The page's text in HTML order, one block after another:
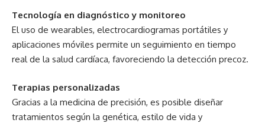
Tecnología en diagnóstico y monitoreo
El uso de wearables, electrocardiogramas portátiles y
aplicaciones móviles permite un seguimiento en tiempo
real de la salud cardíaca, favoreciendo la detección precoz.
Terapias personalizadas
Gracias a la medicina de precisión, es posible diseñar
tratamientos según la genética, estilo de vida y